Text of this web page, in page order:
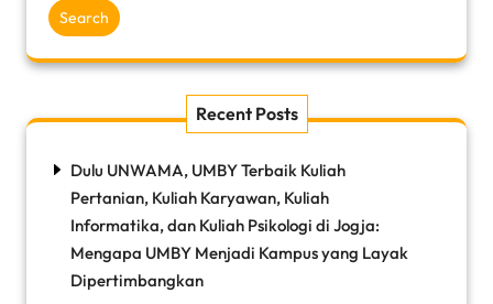
Search
Recent Posts
Dulu UNWAMA, UMBY Terbaik Kuliah
Pertanian, Kuliah Karyawan, Kuliah
Informatika, dan Kuliah Psikologi di Jogja:
Mengapa UMBY Menjadi Kampus yang Layak
Dipertimbangkan